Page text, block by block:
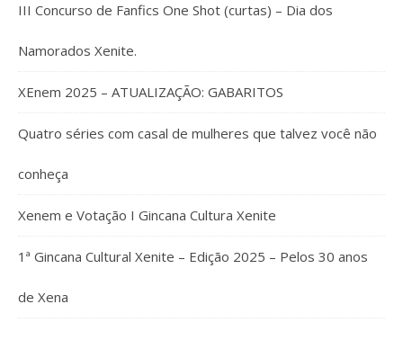
III Concurso de Fanfics One Shot (curtas) – Dia dos
Namorados Xenite.
XEnem 2025 – ATUALIZAÇÃO: GABARITOS
Quatro séries com casal de mulheres que talvez você não
conheça
Xenem e Votação I Gincana Cultura Xenite
1ª Gincana Cultural Xenite – Edição 2025 – Pelos 30 anos
de Xena